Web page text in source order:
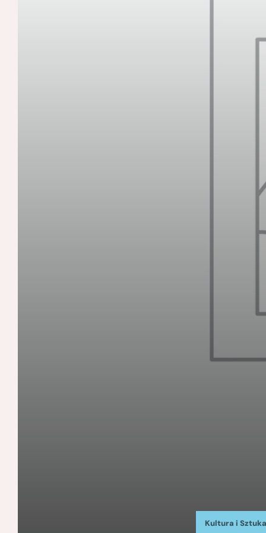
Kultura i Sztuka